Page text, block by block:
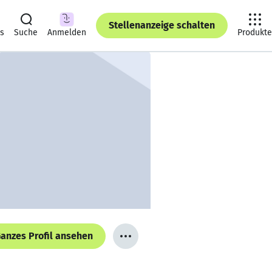
Suche Anmelden
Stellenanzeige schalten
Produkte
Profil ansehen